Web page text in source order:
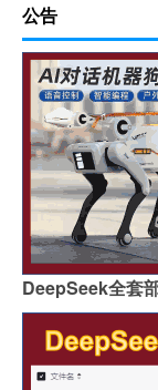
公告
DeepSeek全套